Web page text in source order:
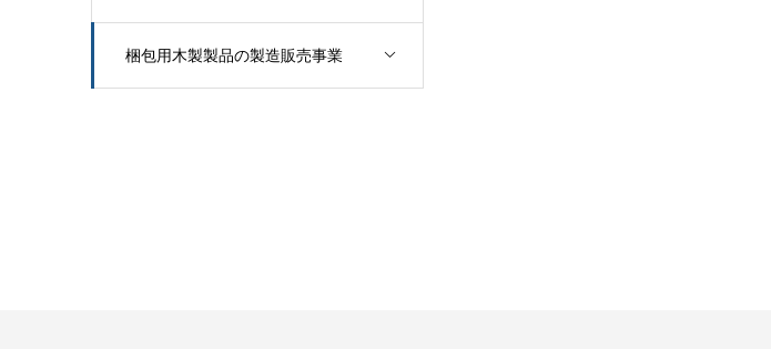
梱包用木製製品の製造販売事業